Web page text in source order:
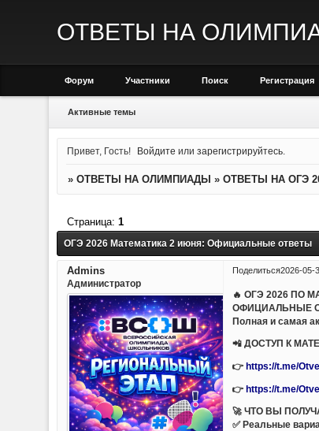
ОТВЕТЫ НА
Форум Участники Поиск Регистрация
Активные темы
Привет, Гость! Войдите илизарегистрируйтесь
» ОТВЕТЫ НА ОЛИМПИАДЫ » ОТВЕТЫ НА ОГЭ
ОГЭ 2026 Математика 2 июня: Официальные ответы
Страница: 1
Поделиться2026-05-
Admins
Администратор
🔥 ОГЭ 2026 ПО
ОФИЦИАЛЬНЫЕ
Полная и самая
📲 ДОСТУП К
👉 https://t.me/
👉https://t.me/
🚀 ЧТО ВЫ
✅ Реальные